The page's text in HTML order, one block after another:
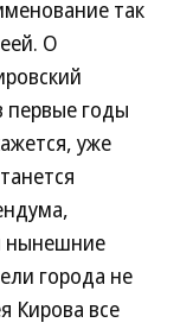
так
О
первые годы
уже
нынешние
города не
Кирова все